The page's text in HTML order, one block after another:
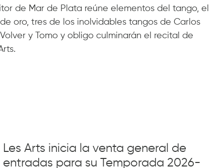
de Mar de Plata reúne elementos del tango, el
oro, tres de los inolvidables tangos de Carlos
y Tomo y obligo culminarán el recital de
Les Arts inicia la venta general de
entradas para su Temporada 2026-